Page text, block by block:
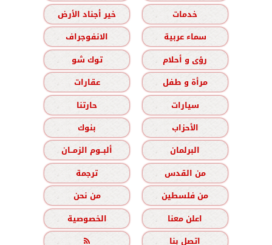
خدمات
خير أجناد الأرض
سماء عربية
الانفوجراف
رؤى و أحلام
توك شو
مرأة و طفل
عقارات
سيارات
حارتنا
الأحزاب
بنوك
البرلمان
ألبــوم الزمــان
من القدس
ترجمة
من فلسطين
من نحن
اعلن معنا
الخصوصية
اتصل بنا
